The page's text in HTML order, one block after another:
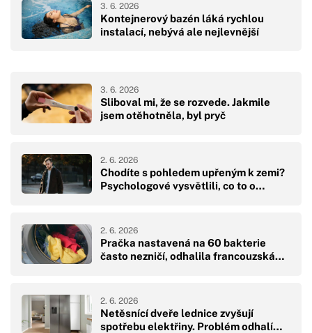
Kontejnerový bazén láká rychlou
instalací, nebývá ale nejlevnější
3. 6. 2026
Sliboval mi, že se rozvede. Jakmile
jsem otěhotněla, byl pryč
3. 6. 2026
Chodíte s pohledem upřeným k zemi?
Psychologové vysvětlili, co to o…
2. 6. 2026
Pračka nastavená na 60 bakterie
často nezničí, odhalila francouzská…
2. 6. 2026
Netěsnící dveře lednice zvyšují
spotřebu elektřiny. Problém odhalí…
2. 6. 2026